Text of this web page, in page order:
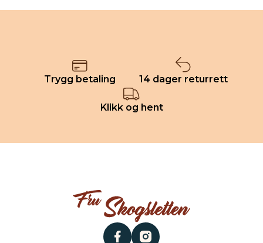
Trygg betaling 14 dager returrett
Klikk og hent
facebookinstagram